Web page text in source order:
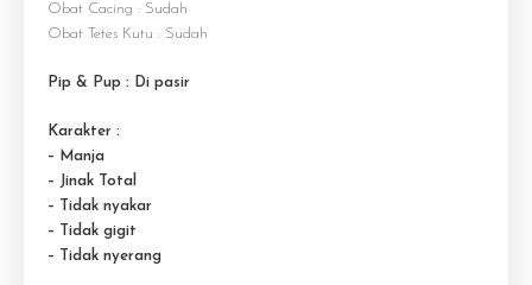
Obat Cacing : Sudah
Obat Tetes Kutu : Sudah
Pip & Pup : Di pasir
Karakter :
– Manja
– Jinak Total
– Tidak nyakar
– Tidak gigit
– Tidak nyerang